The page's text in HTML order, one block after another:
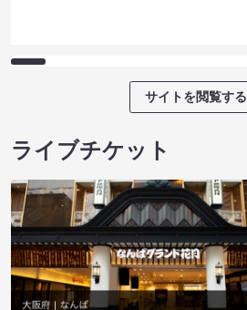
サイトを閲覧する
ライブチケット